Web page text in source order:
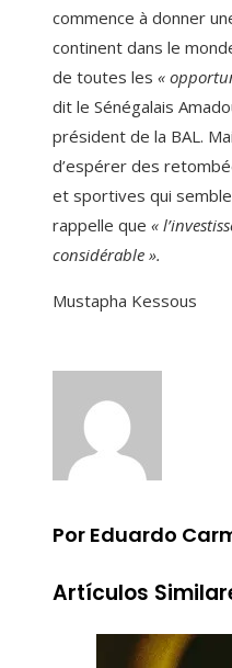
commence à donner
continent dans le
de toutes les «
dit le Sénégalais
président de la BAL.
d’espérer des
et sportives qui
rappelle que «
considérable ».
Mustapha Kessous
Por Eduardo
Artículos